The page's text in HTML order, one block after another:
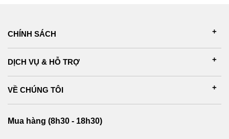
CHÍNH SÁCH
DỊCH VỤ & HỖ TRỢ
VỀ CHÚNG TÔI
Mua hàng (8h30 - 18h30)